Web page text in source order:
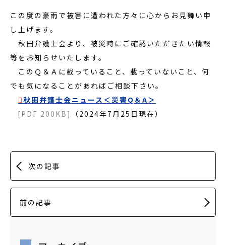
この度の豪雨で被害に遭われた方々に心からお見舞い申
し上げます。
秋田弁護士会より、被災時にご確認いただきたい情報
等をお知らせいたします。
このＱ＆Ａに載っていること、載っていないこと、何
でも気になることがあればご相談下さい。
秋田弁護士会ニュース＜災害Q＆A＞
[PDF 200KB]
（2024年7月25日現在）
次の記事
前の記事